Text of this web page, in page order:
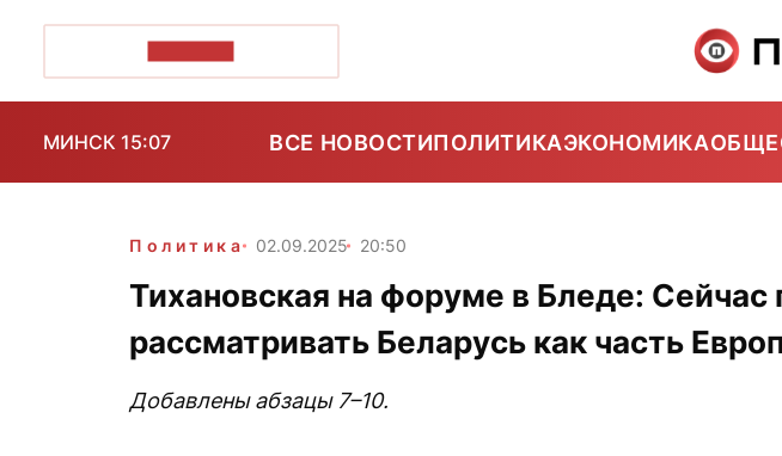
МИНСК 15:07 ВСЕ НОВОСТИПОЛИТИКАЭКОНОМИКА
Политика 02.09.2025 20:50
Тихановская на форуме в Бледе: Сейчас
рассматривать Беларусь как часть
Добавлены абзацы 7–10.